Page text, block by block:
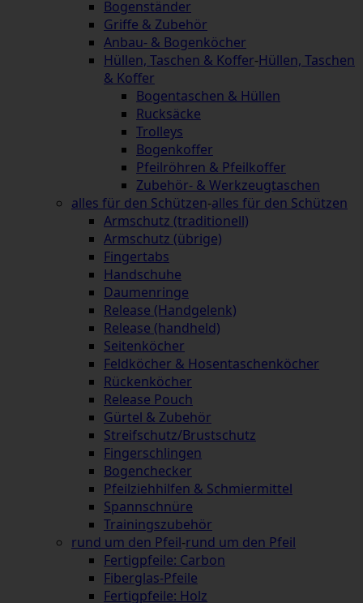
Bogenständer
Griffe & Zubehör
Anbau- & Bogenköcher
Hüllen, Taschen & Koffer-Hüllen, Taschen
& Koffer
Bogentaschen & Hüllen
Rucksäcke
Trolleys
Bogenkoffer
Pfeilröhren & Pfeilkoffer
Zubehör- & Werkzeugtaschen
alles für den Schützen-alles für den Schützen
Armschutz (traditionell)
Armschutz (übrige)
Fingertabs
Handschuhe
Daumenringe
Release (Handgelenk)
Release (handheld)
Seitenköcher
Feldköcher & Hosentaschenköcher
Rückenköcher
Release Pouch
Gürtel & Zubehör
Streifschutz/Brustschutz
Fingerschlingen
Bogenchecker
Pfeilziehhilfen & Schmiermittel
Spannschnüre
Trainingszubehör
rund um den Pfeil-rund um den Pfeil
Fertigpfeile: Carbon
Fiberglas-Pfeile
Fertigpfeile: Holz